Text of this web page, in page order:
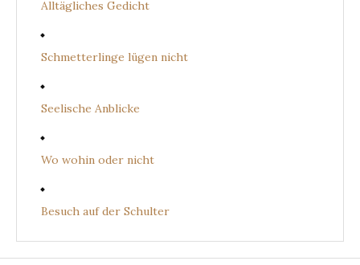
Alltägliches Gedicht
Schmetterlinge lügen nicht
Seelische Anblicke
Wo wohin oder nicht
Besuch auf der Schulter